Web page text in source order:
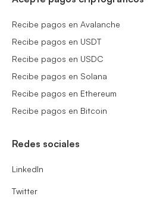
Recibe pagos en Avalanche
Recibe pagos en USDT
Recibe pagos en USDC
Recibe pagos en Solana
Recibe pagos en Ethereum
Recibe pagos en Bitcoin
Redes sociales
LinkedIn
Twitter